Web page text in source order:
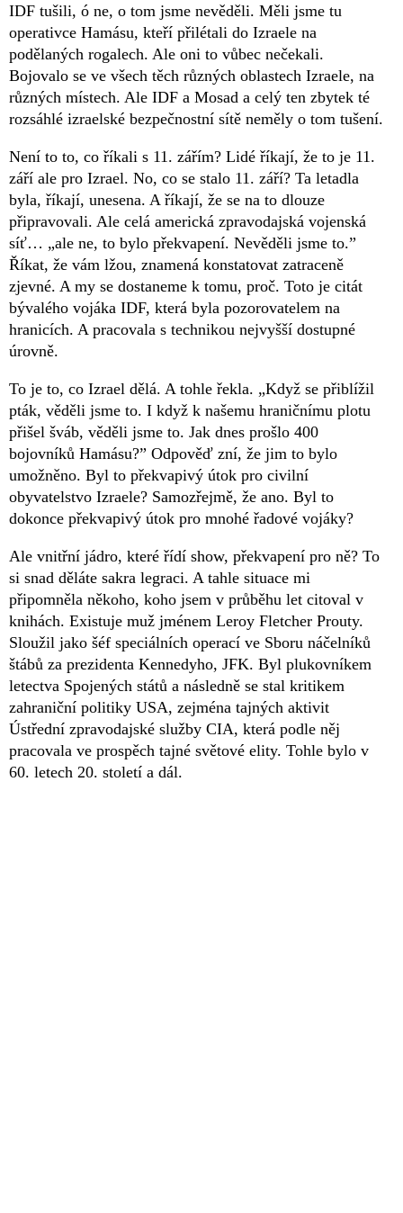
IDF tušili, ó ne, o tom jsme nevěděli. Měli jsme tu
operativce Hamásu, kteří přilétali do Izraele na
podělaných rogalech. Ale oni to vůbec nečekali.
Bojovalo se ve všech těch různých oblastech Izraele, na
různých místech. Ale IDF a Mosad a celý ten zbytek té
rozsáhlé izraelské bezpečnostní sítě neměly o tom tušení.
Není to to, co říkali s 11. zářím? Lidé říkají, že to je 11.
září ale pro Izrael. No, co se stalo 11. září? Ta letadla
byla, říkají, unesena. A říkají, že se na to dlouze
připravovali. Ale celá americká zpravodajská vojenská
síť… „ale ne, to bylo překvapení. Nevěděli jsme to.”
Říkat, že vám lžou, znamená konstatovat zatraceně
zjevné. A my se dostaneme k tomu, proč. Toto je citát
bývalého vojáka IDF, která byla pozorovatelem na
hranicích. A pracovala s technikou nejvyšší dostupné
úrovně.
To je to, co Izrael dělá. A tohle řekla. „Když se přiblížil
pták, věděli jsme to. I když k našemu hraničnímu plotu
přišel šváb, věděli jsme to. Jak dnes prošlo 400
bojovníků Hamásu?” Odpověď zní, že jim to bylo
umožněno. Byl to překvapivý útok pro civilní
obyvatelstvo Izraele? Samozřejmě, že ano. Byl to
dokonce překvapivý útok pro mnohé řadové vojáky?
Ale vnitřní jádro, které řídí show, překvapení pro ně? To
si snad děláte sakra legraci. A tahle situace mi
připomněla někoho, koho jsem v průběhu let citoval v
knihách. Existuje muž jménem Leroy Fletcher Prouty.
Sloužil jako šéf speciálních operací ve Sboru náčelníků
štábů za prezidenta Kennedyho, JFK. Byl plukovníkem
letectva Spojených států a následně se stal kritikem
zahraniční politiky USA, zejména tajných aktivit
Ústřední zpravodajské služby CIA, která podle něj
pracovala ve prospěch tajné světové elity. Tohle bylo v
60. letech 20. století a dál.